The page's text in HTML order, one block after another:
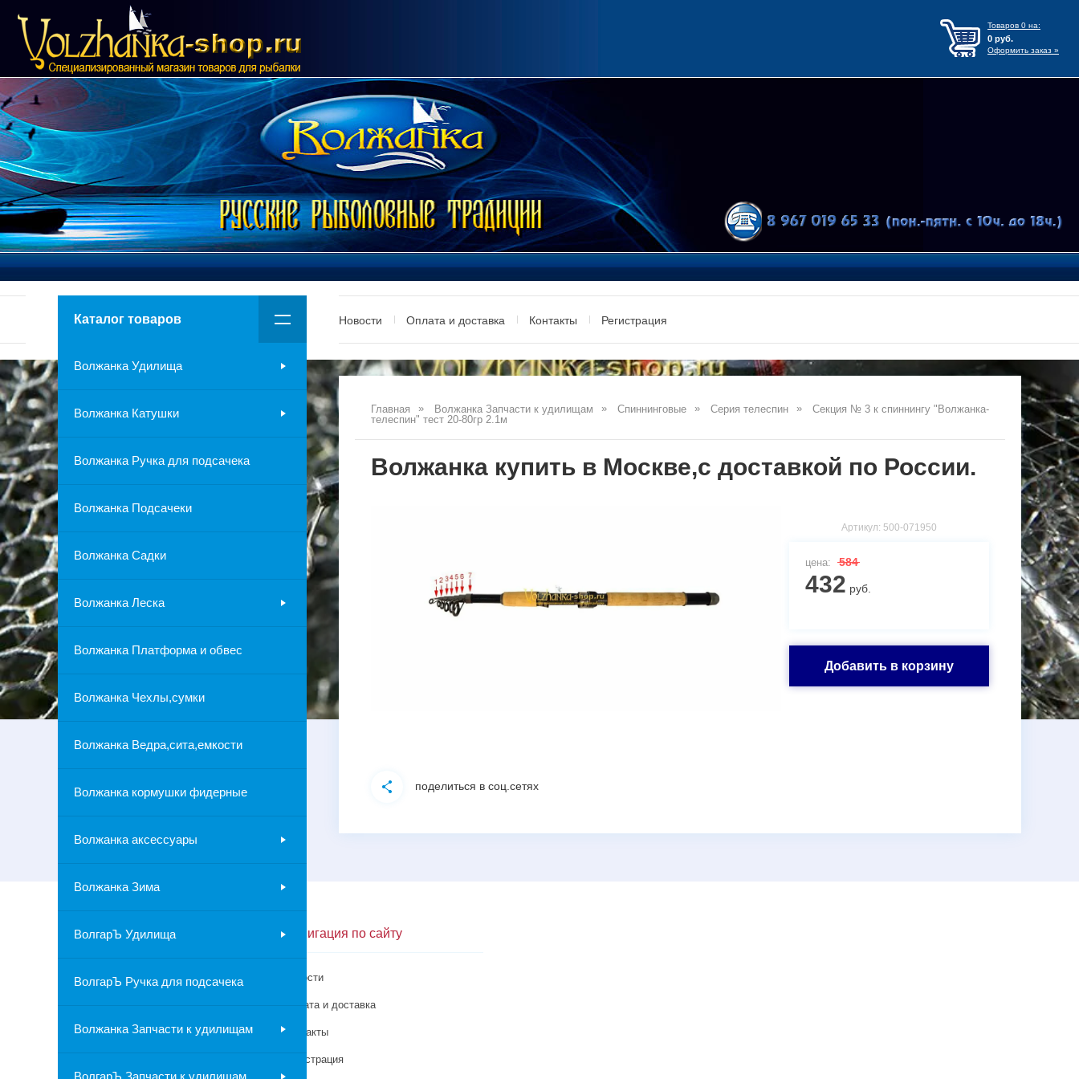
Товаров 0 на:
0 руб.
Оформить заказ »
Каталог товаров
Волжанка Удилища
Волжанка Катушки
Волжанка Ручка для подсачека
Волжанка Подсачеки
Волжанка Садки
Волжанка Леска
Волжанка Платформа и обвес
Волжанка Чехлы,сумки
Волжанка Ведра,сита,емкости
Волжанка кормушки фидерные
Волжанка аксессуары
Волжанка Зима
ВолгарЪ Удилища
ВолгарЪ Ручка для подсачека
Волжанка Запчасти к удилищам
ВолгарЪ Запчасти к удилищам
Новости Оплата и доставка Контакты Регистрация
Главная Волжанка Запчасти к удилищам Спиннинговые Серия телеспин
Секция № 3 к спиннингу "Волжанка-
телеспин" тест 20-80гр 2.1м
Волжанка купить в Москве,с доставкой по России.
Артикул: 500-071950
цена: 584
432 руб.
Добавить в корзину
поделиться в соц.сетях
Контакты
г.Москва
Навигация по сайту
Новости
Оплата и доставка
Контакты
Регистрация